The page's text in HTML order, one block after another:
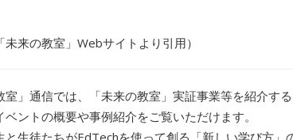
未来の教室」Webサイトより引用）
室」通信では、「未来の教室」実証事業等を紹介する
ベントの概要や事例紹介をご覧いただけます。
と生徒たちがEdTechを使って創る「新しい学び方」